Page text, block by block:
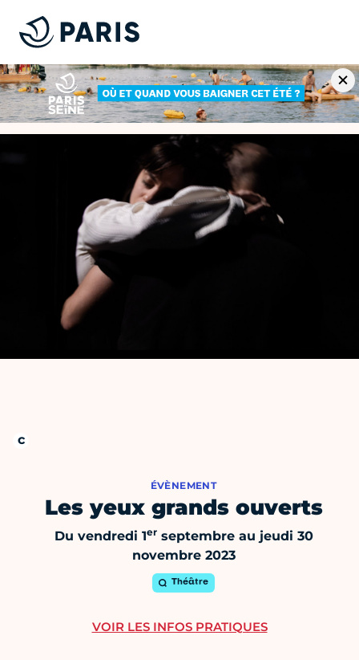
ÉVÈNEMENT
Les yeux grands ouverts
Du vendredi 1erseptembre au jeudi 30
novembre 2023
Théâtre
VOIR LES INFOS PRATIQUES